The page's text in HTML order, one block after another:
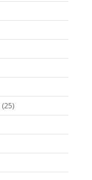
(25)